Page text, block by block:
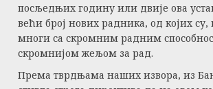
посљедњих годину или двије ова
већи број нових радника, од којих су,
многи са скромним радним
скромнијом жељом за рад.
Према тврдњама наших извора, из